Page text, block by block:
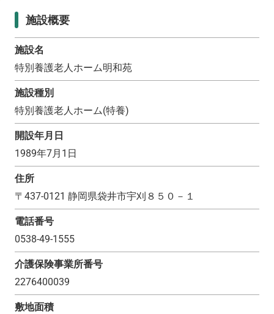
施設概要
施設名
特別養護老人ホーム明和苑
施設種別
特別養護老人ホーム(特養)
開設年月日
1989年7月1日
住所
〒 437-0121 静岡県袋井市宇刈８５０－１
電話番号
0538-49-1555
介護保険事業所番号
2276400039
敷地面積